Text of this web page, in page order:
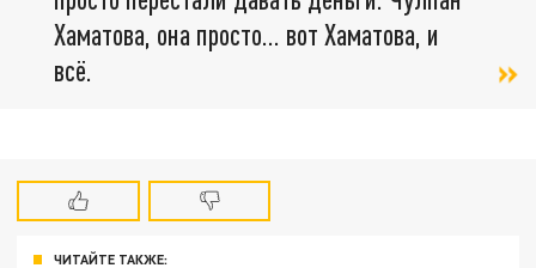
Хаматова, она просто… вот Хаматова, и
всё.
ЧИТАЙТЕ ТАКЖЕ: